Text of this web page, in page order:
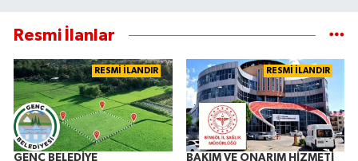
Resmi İlanlar
RESMİ İLANDIR
GENÇ BELEDİYE
RESMİ İLANDIR
BAKIM VE ONARIM HİZMETİ